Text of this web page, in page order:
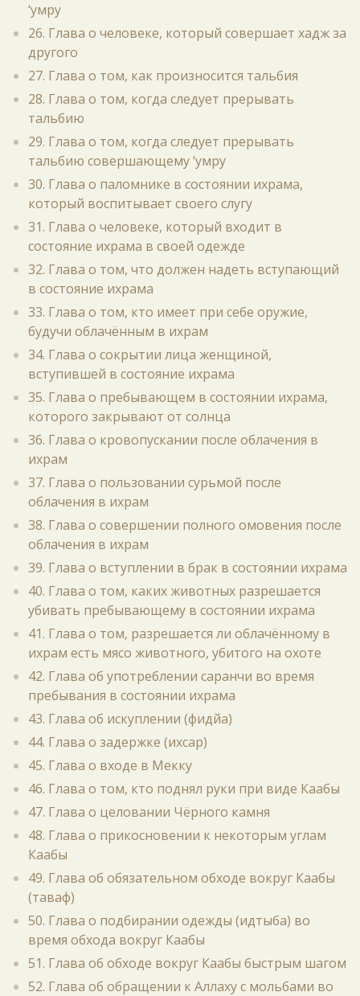
‘умру
26. Глава о человеке, который совершает хадж за
другого
27. Глава о том, как произносится тальбия
28. Глава о том, когда следует прерывать
тальбию
29. Глава о том, когда следует прерывать
тальбию совершающему ‘умру
30. Глава о паломнике в состоянии ихрама,
который воспитывает своего слугу
31. Глава о человеке, который входит в
состояние ихрама в своей одежде
32. Глава о том, что должен надеть вступающий
в состояние ихрама
33. Глава о том, кто имеет при себе оружие,
будучи облачённым в ихрам
34. Глава о сокрытии лица женщиной,
вступившей в состояние ихрама
35. Глава о пребывающем в состоянии ихрама,
которого закрывают от солнца
36. Глава о кровопускании после облачения в
ихрам
37. Глава о пользовании сурьмой после
облачения в ихрам
38. Глава о совершении полного омовения после
облачения в ихрам
39. Глава о вступлении в брак в состоянии ихрама
40. Глава о том, каких животных разрешается
убивать пребывающему в состоянии ихрама
41. Глава о том, разрешается ли облачённому в
ихрам есть мясо животного, убитого на охоте
42. Глава об употреблении саранчи во время
пребывания в состоянии ихрама
43. Глава об искуплении (фидйа)
44. Глава о задержке (ихсар)
45. Глава о входе в Мекку
46. Глава о том, кто поднял руки при виде Каабы
47. Глава о целовании Чёрного камня
48. Глава о прикосновении к некоторым углам
Каабы
49. Глава об обязательном обходе вокруг Каабы
(таваф)
50. Глава о подбирании одежды (идтыба) во
время обхода вокруг Каабы
51. Глава об обходе вокруг Каабы быстрым шагом
52. Глава об обращении к Аллаху с мольбами во